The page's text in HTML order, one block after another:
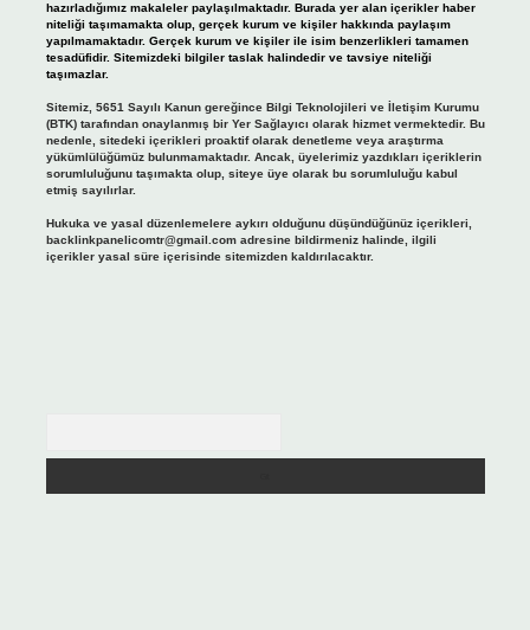
hazırladığımız makaleler paylaşılmaktadır. Burada yer alan içerikler haber
niteliği taşımamakta olup, gerçek kurum ve kişiler hakkında paylaşım
yapılmamaktadır. Gerçek kurum ve kişiler ile isim benzerlikleri tamamen
tesadüfidir. Sitemizdeki bilgiler taslak halindedir ve tavsiye niteliği
taşımazlar.
Sitemiz, 5651 Sayılı Kanun gereğince Bilgi Teknolojileri ve İletişim Kurumu
(BTK) tarafından onaylanmış bir Yer Sağlayıcı olarak hizmet vermektedir. Bu
nedenle, sitedeki içerikleri proaktif olarak denetleme veya araştırma
yükümlülüğümüz bulunmamaktadır. Ancak, üyelerimiz yazdıkları içeriklerin
sorumluluğunu taşımakta olup, siteye üye olarak bu sorumluluğu kabul
etmiş sayılırlar.
Hukuka ve yasal düzenlemelere aykırı olduğunu düşündüğünüz içerikleri,
backlinkpanelicomtr@gmail.comadresine bildirmeniz halinde, ilgili
içerikler yasal süre içerisinde sitemizden kaldırılacaktır.